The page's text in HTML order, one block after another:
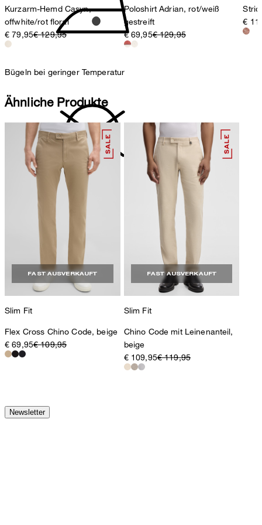
Bügeln bei geringer Temperatur
nicht reinigen
Kurzarm-Hemd Casyn,
offwhite/rot floral
€ 79,95€ 129,95
Poloshirt Adrian, rot/weiß
gestreift
€ 69,95€ 129,95
€
Ähnliche Produkte
FAST AUSVERKAUFT
Slim Fit
Flex Cross Chino Code, beige
€ 69,95€ 109,95
FAST AUSVERKAUFT
Slim Fit
Chino Code mit Leinenanteil,
beige
€ 109,95€ 119,95
Newsletter